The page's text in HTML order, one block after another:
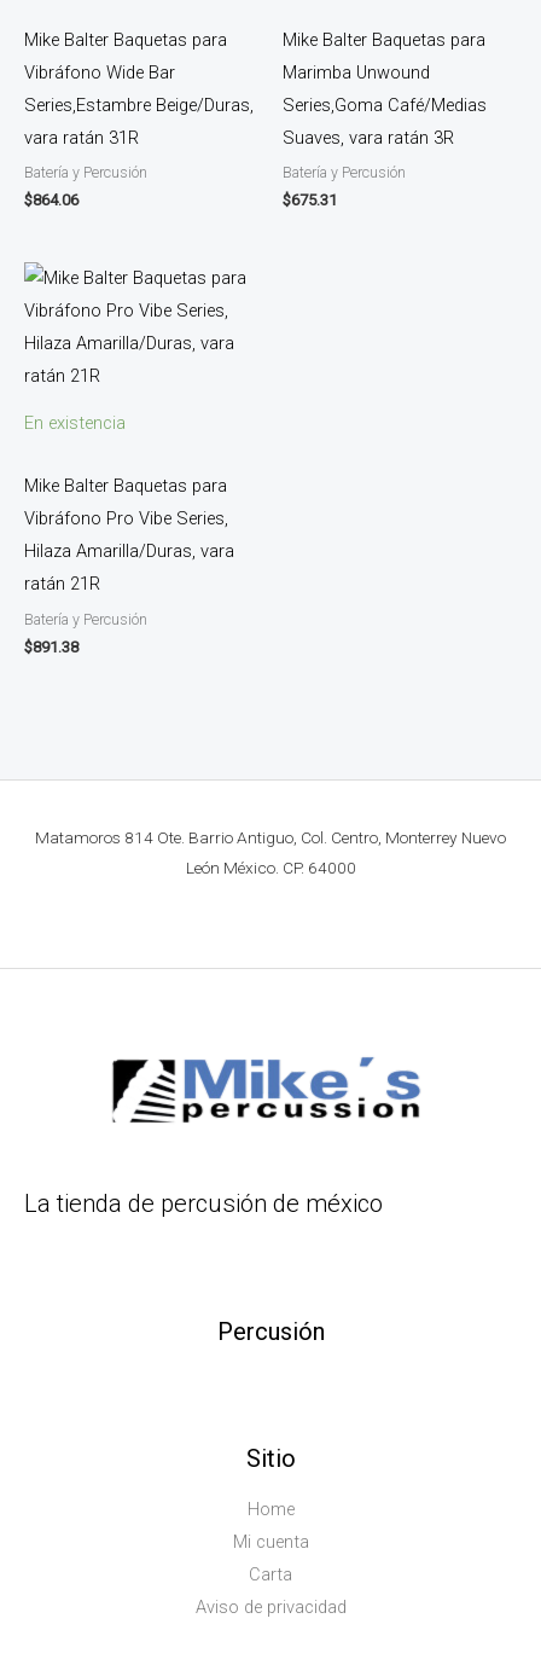
Mike Balter Baquetas para
Vibráfono Wide Bar
Series,Estambre Beige/Duras,
vara ratán 31R
Batería y Percusión
$864.06
Mike Balter Baquetas para
Marimba Unwound
Series,Goma Café/Medias
Suaves, vara ratán 3R
Batería y Percusión
$675.31
En existencia
Mike Balter Baquetas para
Vibráfono Pro Vibe Series,
Hilaza Amarilla/Duras, vara
ratán 21R
Batería y Percusión
$891.38
Matamoros 814 Ote. Barrio Antiguo, Col. Centro, Monterrey Nuevo
León México. CP. 64000
La tienda de percusión de méxico
Percusión
Sitio
Home
Mi cuenta
Carta
Aviso de privacidad